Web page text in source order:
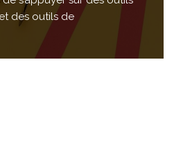
des outils de